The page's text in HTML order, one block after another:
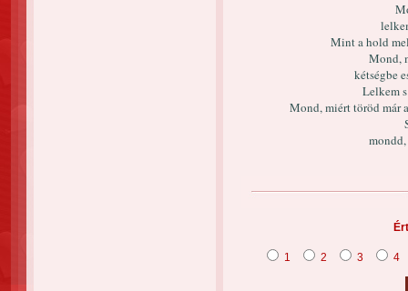
Mint a hold
Mond,
kétségbe
Lelkem
Mond, miért töröd már
1 2 3 4